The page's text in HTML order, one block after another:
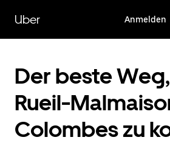
zum
Hauptinhalt
Uber Anmelden
Der beste
Rueil-
Colombes zu